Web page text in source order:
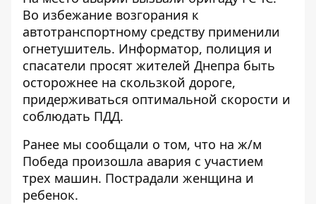
Во избежание возгорания к
автотранспортному средству применили
огнетушитель. Информатор, полиция и
спасатели просят жителей Днепра быть
осторожнее на скользкой дороге,
придерживаться оптимальной скорости и
соблюдать ПДД.
Ранее мы сообщали о том, что на ж/м
Победа произошла авария с участием
трех машин. Пострадали женщина и
ребенок.